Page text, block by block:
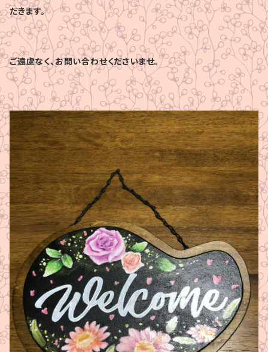
だきます。
ご遠慮なく、お問い合わせくださいませ。